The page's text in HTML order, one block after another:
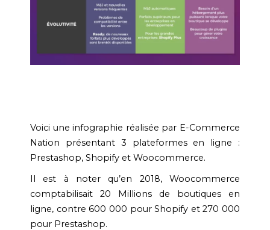
Voici une infographie réalisée par E-Commerce
Nation présentant 3 plateformes en ligne :
Prestashop, Shopify et Woocommerce.
Il est à noter qu’en 2018, Woocommerce
comptabilisait 20 Millions de boutiques en
ligne, contre 600 000 pour Shopify et 270 000
pour Prestashop.